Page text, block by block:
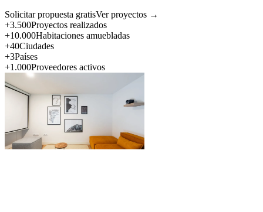
Solicitar propuesta gratisVer proyectos →
+3.500Proyectos realizados
+10.000Habitaciones amuebladas
+40Ciudades
+3Países
+1.000Proveedores activos